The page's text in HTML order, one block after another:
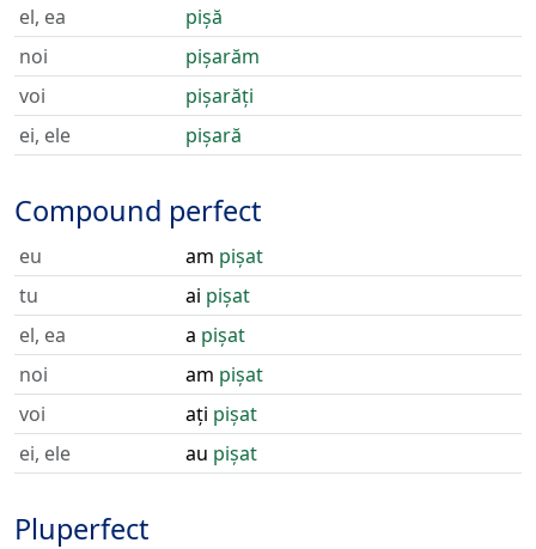
el, ea
pișă
noi
pișarăm
voi
pișarăți
ei, ele
pișară
Compound perfect
eu am pișat
tu
ai pișat
el, ea
a pișat
noi
am pișat
voi
ați pișat
ei, ele
au pișat
Pluperfect